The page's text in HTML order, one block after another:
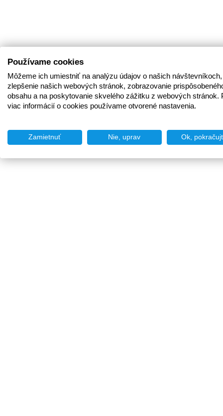
Používame cookies
Môžeme ich umiestniť na analýzu údajov o našich
zlepšenie našich webových stránok, zobrazovanie
obsahu a na poskytovanie skvelého zážitku z webových stránok.
viac informácií o cookies používame otvorené nastavenia.
Zamietnuť Nie, uprav Ok,